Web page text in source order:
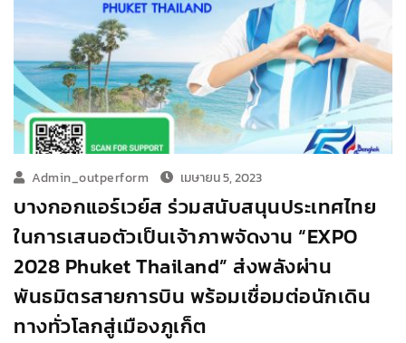
Admin_outperform เมษายน 5, 2023
บางกอกแอร์เวย์ส ร่วมสนับสนุนประเทศไทย
ในการเสนอตัวเป็นเจ้าภาพจัดงาน “EXPO
2028 Phuket Thailand” ส่งพลังผ่าน
พันธมิตรสายการบิน พร้อมเชื่อมต่อนักเดิน
ทางทั่วโลกสู่เมืองภูเก็ต